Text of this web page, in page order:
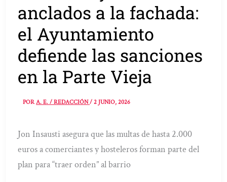
anclados a la fachada:
el Ayuntamiento
defiende las sanciones
en la Parte Vieja
PORA. E. / REDACCIÓN/2 JUNIO, 2026
Jon Insausti asegura que las multas de hasta 2.000
euros a comerciantes y hosteleros forman parte del
plan para “traer orden” al barrio